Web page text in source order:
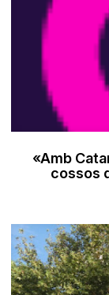
«Amb
cossos